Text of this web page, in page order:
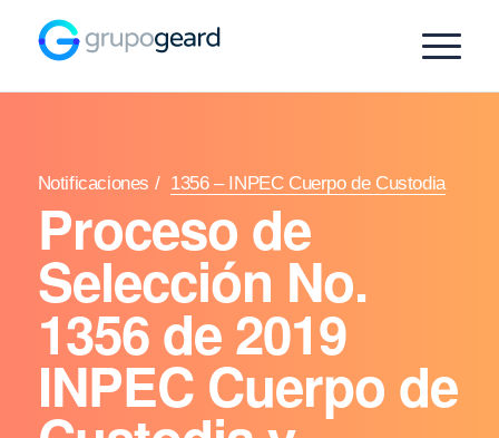
Notificaciones / 1356 – INPEC Cuerpo de Custodia
Proceso de
Selección No.
1356 de 2019
INPEC Cuerpo de